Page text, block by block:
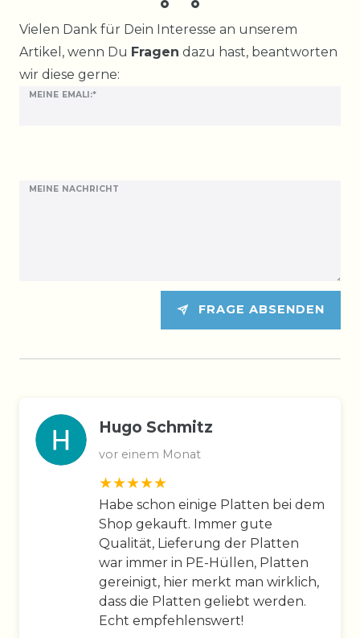
Vielen Dank für Dein Interesse an unserem
Artikel, wenn Du Fragen dazu hast, beantworten
wir diese gerne:
MEINE EMALI:*
MEINE NACHRICHT
Ceres::Template.mailFormHoneypotLabel
FRAGE ABSENDEN
Hugo Schmitz
vor einem Monat
Habe schon einige Platten bei dem
Shop gekauft. Immer gute
Qualität, Lieferung der Platten
war immer in PE-Hüllen, Platten
gereinigt, hier merkt man wirklich,
dass die Platten geliebt werden.
Echt empfehlenswert!